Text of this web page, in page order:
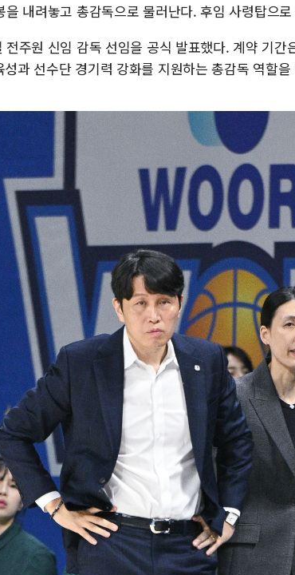
을 내려놓고 총감독으로 물러난다. 후임 사령탑으
전주원 신임 감독 선임을 공식 발표했다. 계약 기간
성과 선수단 경기력 강화를 지원하는 총감독 역할을